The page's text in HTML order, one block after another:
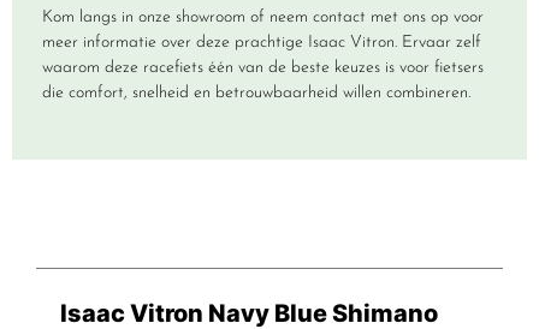
Kom langs in onze showroom of neem contact met ons op voor
meer informatie over deze prachtige Isaac Vitron. Ervaar zelf
waarom deze racefiets één van de beste keuzes is voor fietsers
die comfort, snelheid en betrouwbaarheid willen combineren.
Isaac Vitron Navy Blue Shimano